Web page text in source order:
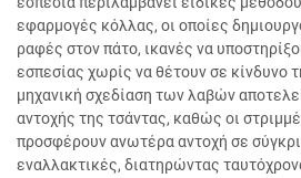
εφαρμογές κόλλας, οι οποίες
ραφές στον πάτο, ικανές να
εσπεσίας χωρίς να θέτουν σε κίνδυνο
μηχανική σχεδίαση των λαβών
αντοχής της τσάντας, καθώς οι
προσφέρουν ανωτέρα αντοχή σε
εναλλακτικές, διατηρώντας